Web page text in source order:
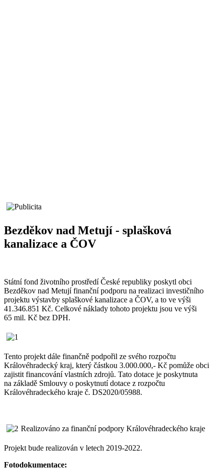
Bezděkov nad Metují - splašková
kanalizace a ČOV
Státní fond životního prostředí České republiky poskytl obci
Bezděkov nad Metují finanční podporu na realizaci investičního
projektu výstavby splaškové kanalizace a ČOV, a to ve výši
41.346.851 Kč. Celkové náklady tohoto projektu jsou ve výši
65 mil. Kč bez DPH.
Tento projekt dále finančně podpořil ze svého rozpočtu
Královéhradecký kraj, který částkou 3.000.000,- Kč pomůže obci
zajistit financování vlastních zdrojů. Tato dotace je poskytnuta
na základě Smlouvy o poskytnutí dotace z rozpočtu
Královéhradeckého kraje č. DS2020/05988.
Realizováno za finanční podpory Královéhradeckého kraje
Projekt bude realizován v letech 2019-2022.
Fotodokumentace: